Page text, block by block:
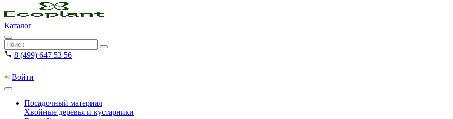
Каталог
8 (499) 647 53 56
Войти
Посадочный материал
Хвойные деревья и кустарники